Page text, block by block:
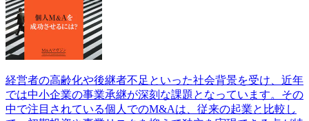
経営者の高齢化や後継者不足といった社会背景を受け、近年
では中小企業の事業承継が深刻な課題となっています。その
中で注目されている個人でのM&Aは、従来の起業と比較し